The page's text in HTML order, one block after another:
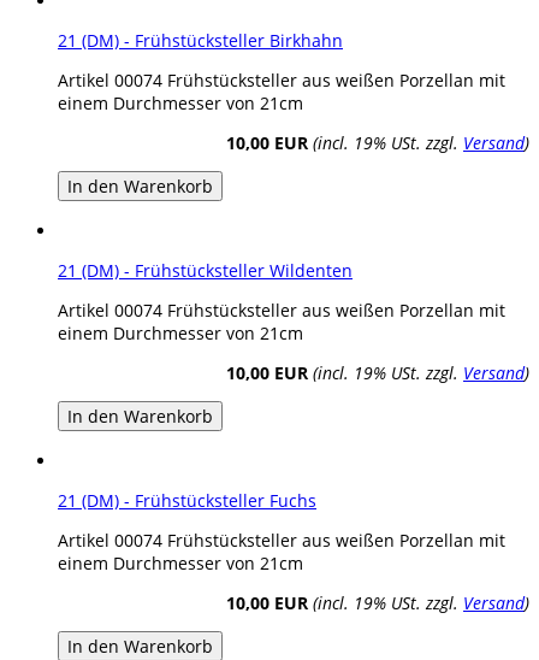
21 (DM) - Frühstücksteller Birkhahn
Artikel 00074 Frühstücksteller aus weißen Porzellan mit
einem Durchmesser von 21cm
10,00 EUR (incl. 19% USt. zzgl. Versand)
In den Warenkorb
21 (DM) - Frühstücksteller Wildenten
Artikel 00074 Frühstücksteller aus weißen Porzellan mit
einem Durchmesser von 21cm
10,00 EUR (incl. 19% USt. zzgl. Versand)
In den Warenkorb
21 (DM) - Frühstücksteller Fuchs
Artikel 00074 Frühstücksteller aus weißen Porzellan mit
einem Durchmesser von 21cm
10,00 EUR (incl. 19% USt. zzgl. Versand)
In den Warenkorb